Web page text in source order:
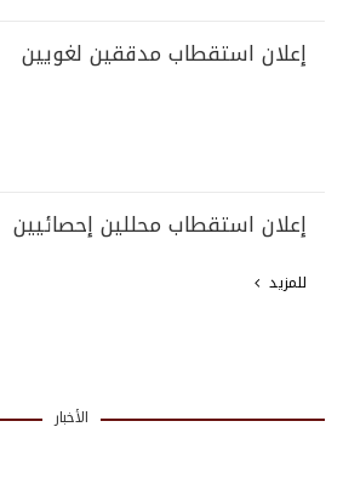
إعلان استقطاب مدققين لغويين
إعلان استقطاب محللين إحصائيين
للمزيد
الأخبار